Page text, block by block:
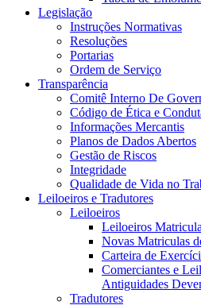
Legislação
Instruções Normativas
Resoluções
Portarias
Ordem de Serviço
Transparência
Comitê Interno De
Código de Ética e
Informações Mercantis
Planos de Dados Abertos
Gestão de Riscos
Integridade
Qualidade de Vida no
Leiloeiros e Tradutores
Leiloeiros
Leiloeiros
Novas Matriculas
Carteira de
Comerciantes e
Antiguidades
Tradutores